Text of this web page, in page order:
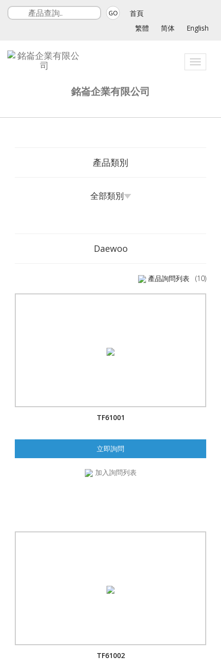
GO
首頁
繁體
简体 English
Toggle
銘崙企業有限公司
產品類別
全部類別
Daewoo
產品詢問列表 (10)
TF61001
立即詢問
加入詢問列表
TF61002